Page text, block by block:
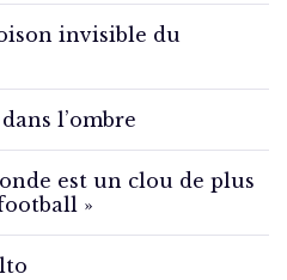
invisible du
l’ombre
est un clou de plus
»